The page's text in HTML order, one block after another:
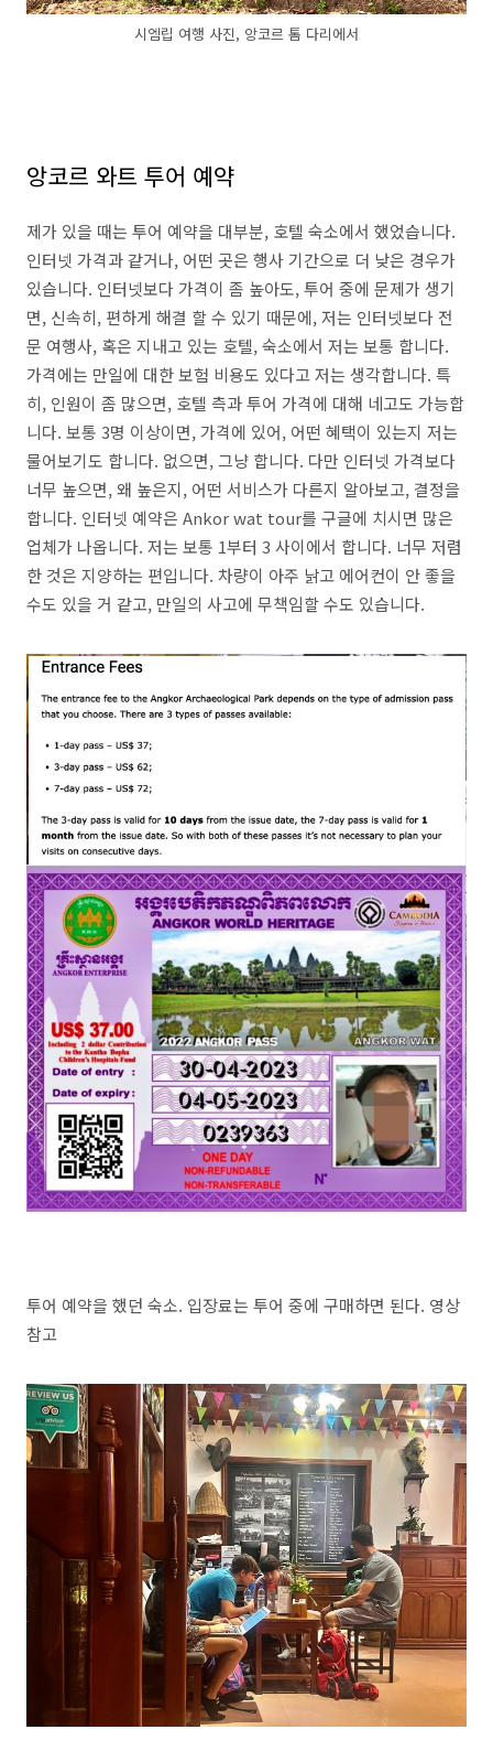
시엠립 여행 사진, 앙코르 톰 다리에서
앙코르 와트 투어 예약
제가 있을 때는 투어 예약을 대부분, 호텔 숙소에서 했었습니다.
인터넷 가격과 같거나, 어떤 곳은 행사 기간으로 더 낮은 경우가
있습니다. 인터넷보다 가격이 좀 높아도, 투어 중에 문제가 생기
면, 신속히, 편하게 해결 할 수 있기 때문에, 저는 인터넷보다 전
문 여행사, 혹은 지내고 있는 호텔, 숙소에서 저는 보통 합니다.
가격에는 만일에 대한 보험 비용도 있다고 저는 생각합니다. 특
히, 인원이 좀 많으면, 호텔 측과 투어 가격에 대해 네고도 가능합
니다. 보통 3명 이상이면, 가격에 있어, 어떤 혜택이 있는지 저는
물어보기도 합니다. 없으면, 그냥 합니다. 다만 인터넷 가격보다
너무 높으면, 왜 높은지, 어떤 서비스가 다른지 알아보고, 결정을
합니다. 인터넷 예약은 Ankor wat tour를 구글에 치시면 많은
업체가 나옵니다. 저는 보통 1부터 3 사이에서 합니다. 너무 저렴
한 것은 지양하는 편입니다. 차량이 아주 낡고 에어컨이 안 좋을
수도 있을 거 같고, 만일의 사고에 무책임할 수도 있습니다.
투어 예약을 했던 숙소. 입장료는 투어 중에 구매하면 된다. 영상
참고